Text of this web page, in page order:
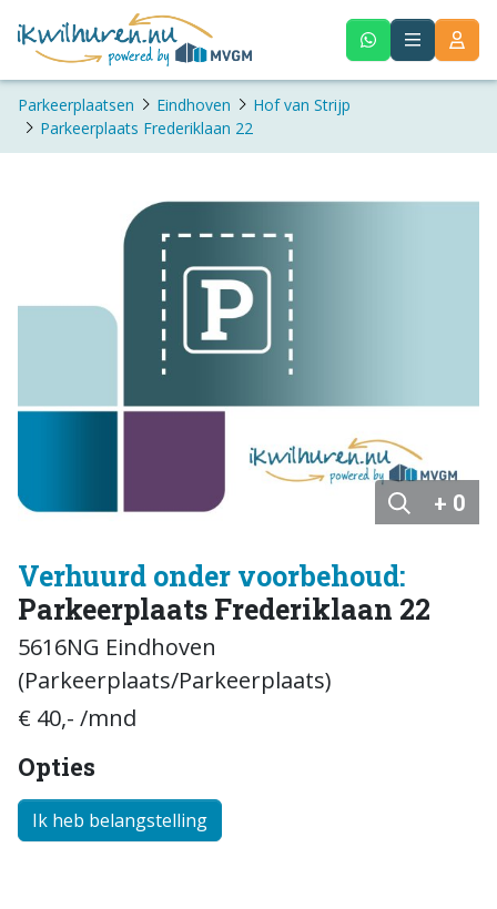
Parkeerplaatsen Eindhoven
Hof van Strijp
Parkeerplaats Frederiklaan 22
+ 0
Verhuurd onder voorbehoud:
Parkeerplaats Frederiklaan 22
5616NG Eindhoven
(Parkeerplaats/Parkeerplaats)
€ 40,- /mnd
Opties
Ik heb belangstelling